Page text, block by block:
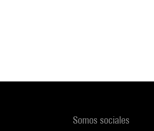
Somos sociales